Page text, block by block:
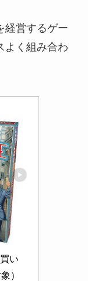
経営するゲー
よく組み合わ
い
）